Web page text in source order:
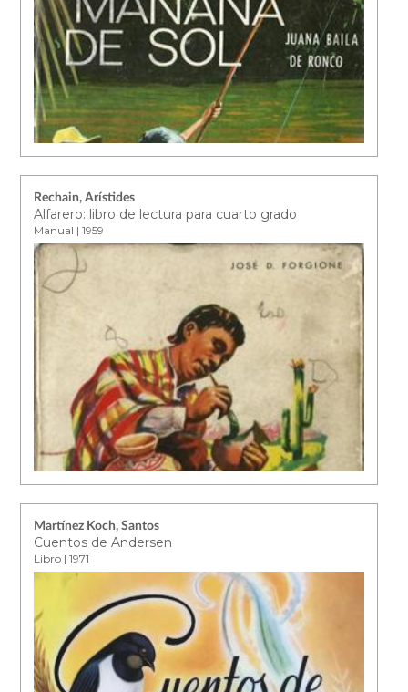
Rechain, Arístides
Alfarero: libro de lectura para cuarto grado
Manual | 1959
Martínez Koch, Santos
Cuentos de Andersen
Libro | 1971